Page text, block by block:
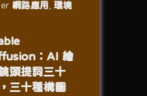
網路應用
環境
：AI 繪
頭提詞三十
三十種構圖